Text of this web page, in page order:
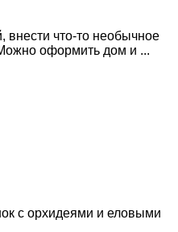
внести что-то необычное
оформить дом и ...
с орхидеями и еловыми